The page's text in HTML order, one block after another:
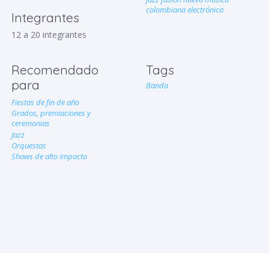
Integrantes
12 a 20 integrantes
colombiana electrónica
Recomendado
para
Fiestas de fin de año
Grados, premiaciones y
ceremonias
Jazz
Orquestas
Shows de alto impacto
Tags
Banda